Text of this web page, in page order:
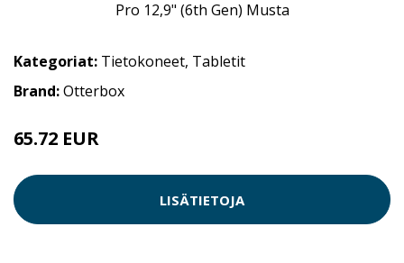
Kategoriat: Tietokoneet, Tabletit
Brand:Otterbox
65.72 EUR
LISÄTIETOJA